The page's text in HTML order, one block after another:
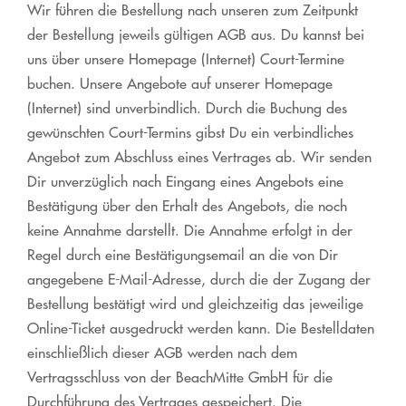
Wir führen die Bestellung nach unseren zum Zeitpunkt
der Bestellung jeweils gültigen AGB aus. Du kannst bei
uns über unsere Homepage (Internet) Court-Termine
buchen. Unsere Angebote auf unserer Homepage
(Internet) sind unverbindlich. Durch die Buchung des
gewünschten Court-Termins gibst Du ein verbindliches
Angebot zum Abschluss eines Vertrages ab. Wir senden
Dir unverzüglich nach Eingang eines Angebots eine
Bestätigung über den Erhalt des Angebots, die noch
keine Annahme darstellt. Die Annahme erfolgt in der
Regel durch eine Bestätigungsemail an die von Dir
angegebene E-Mail-Adresse, durch die der Zugang der
Bestellung bestätigt wird und gleichzeitig das jeweilige
Online-Ticket ausgedruckt werden kann. Die Bestelldaten
einschließlich dieser AGB werden nach dem
Vertragsschluss von der BeachMitte GmbH für die
Durchführung des Vertrages gespeichert. Die